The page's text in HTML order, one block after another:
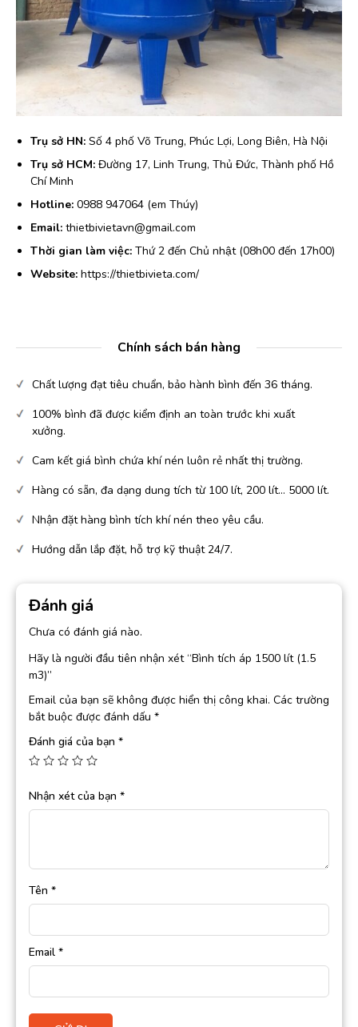
Trụ sở HN: Số 4 phố Võ Trung, Phúc Lợi, Long Biên, Hà Nội
Trụ sở HCM: Đường 17, Linh Trung, Thủ Đức, Thành phố Hồ
Chí Minh
Hotline: 0988 947064 (em Thúy)
Email: thietbivietavn@gmail.com
Thời gian làm việc: Thứ 2 đến Chủ nhật (08h00 đến 17h00)
Website: https://thietbivieta.com/
Chính sách bán hàng
Chất lượng đạt tiêu chuẩn, bảo hành bình đến 36 tháng.
100% bình đã được kiểm định an toàn trước khi xuất
xưởng.
Cam kết giá bình chứa khí nén luôn rẻ nhất thị trường.
Hàng có sẵn, đa dạng dung tích từ 100 lít, 200 lít… 5000 lít.
Nhận đặt hàng bình tích khí nén theo yêu cầu.
Hướng dẫn lắp đặt, hỗ trợ kỹ thuật 24/7.
Đánh giá
Chưa có đánh giá nào.
Hãy là người đầu tiên nhận xét “Bình tích áp 1500 lít (1.5
m3)”
Email của bạn sẽ không được hiển thị công khai. Các trường
bắt buộc được đánh dấu *
Đánh giá của bạn *
Nhận xét của bạn *
Tên *
Email *